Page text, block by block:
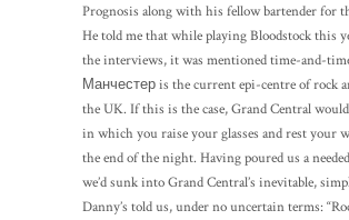
Prognosis along with his fellow bartender for
He told me that while playing Bloodstock this
the interviews, it was mentioned time-and-
Манчестер is the current epi-centre of rock
the UK. If this is the case, Grand Central
in which you raise your glasses and rest your
the end of the night. Having poured us a
we’d sunk into Grand Central’s inevitable,
Danny’s told us, under no uncertain terms: